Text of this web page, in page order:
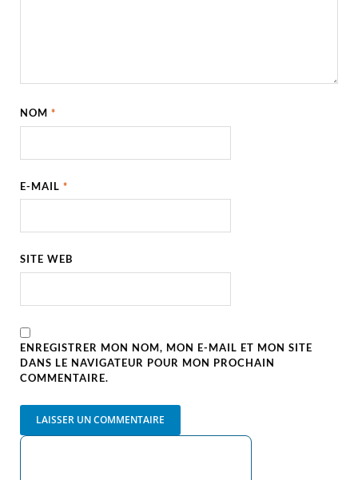
NOM*
E-MAIL*
SITE WEB
ENREGISTRER MON NOM, MON E-MAIL ET MON SITE
DANS LE NAVIGATEUR POUR MON PROCHAIN
COMMENTAIRE.